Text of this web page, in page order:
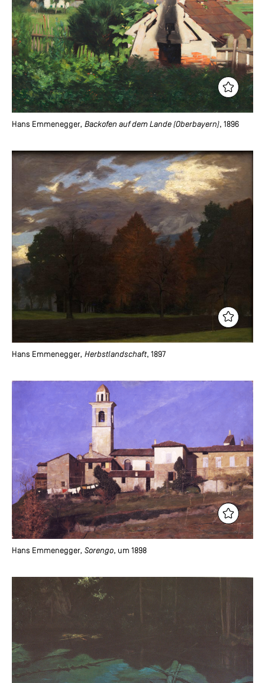
Hans Emmenegger, Backofen auf dem Lande (Oberbayern), 1896
Hans Emmenegger, Herbstlandschaft, 1897
Hans Emmenegger, Sorengo, um 1898